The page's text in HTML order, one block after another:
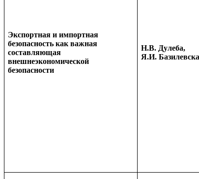
Экспортная и импортная
безопасность как важная
составляющая
внешнеэкономической
безопасности
Н.В. Дулеба,
Я.И.